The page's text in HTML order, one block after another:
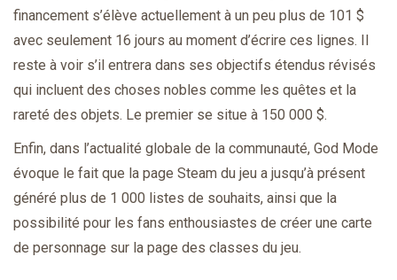
financement s’élève actuellement à un peu plus de 101 $
avec seulement 16 jours au moment d’écrire ces lignes. Il
reste à voir s’il entrera dans ses objectifs étendus révisés
qui incluent des choses nobles comme les quêtes et la
rareté des objets. Le premier se situe à 150 000 $.
Enfin, dans l’actualité globale de la communauté, God Mode
évoque le fait que la page Steam du jeu a jusqu’à présent
généré plus de 1 000 listes de souhaits, ainsi que la
possibilité pour les fans enthousiastes de créer une carte
de personnage sur la page des classes du jeu.